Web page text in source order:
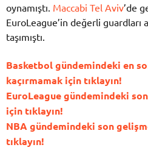
oynamıştı. Maccabi Tel Aviv’de
EuroLeague’in değerli guardları
taşımıştı.
Basketbol gündemindeki en
kaçırmamak için tıklayın!
EuroLeague gündemindeki
için tıklayın!
NBA gündemindeki son
tıklayın!